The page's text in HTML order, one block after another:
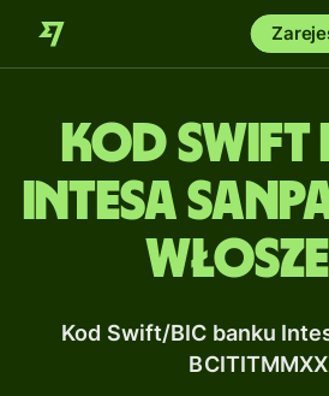
Kod Swift
Intesa
Kod Swift/BIC banku